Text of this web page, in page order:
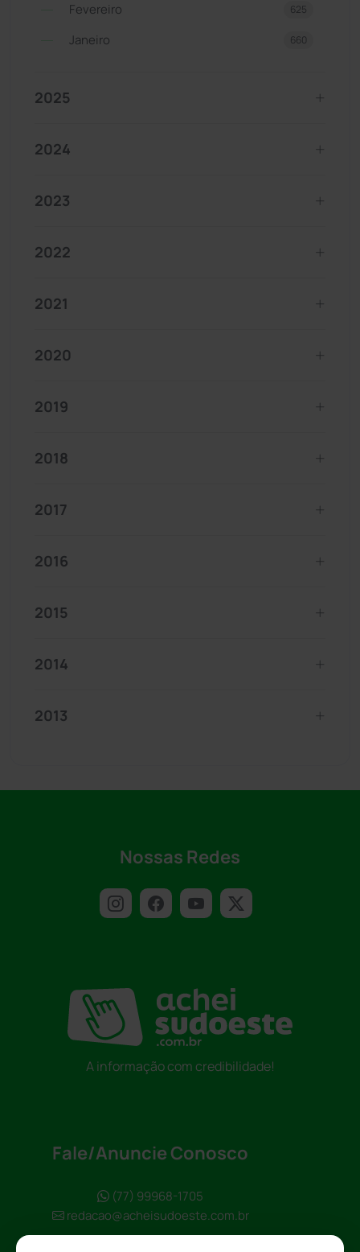
Fevereiro 625
Janeiro 660
2025
2024
2023
2022
2021
2020
2019
2018
2017
2016
2015
2014
2013
Nossas Redes
A informação com credibilidade!
Fale/Anuncie Conosco
(77) 99968-1705
redacao@acheisudoeste.com.br